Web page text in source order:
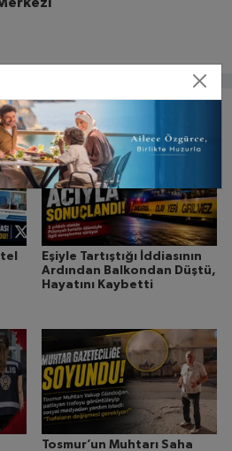
Eşiyle Tartıştığı İddiasının
Ardından Balkondan Düştü,
Hayatını Kaybetti
Tosmur’un Muhtarı Saha